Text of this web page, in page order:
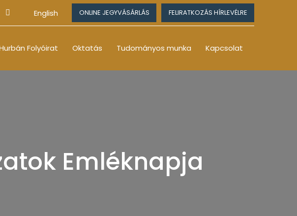
English ONLINE JEGYVÁSÁRLÁS FELIRATKOZÁS HÍRLEVÉLRE
Folyóirat Oktatás Tudományos munka Kapcsolat
Emléknapja